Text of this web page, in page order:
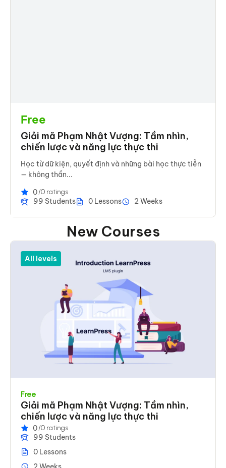
Free
Giải mã Phạm Nhật Vượng: Tầm nhìn,
chiến lược và năng lực thực thi
Học từ dữ kiện, quyết định và những bài học thực tiễn
— không thần...
0/0 ratings
99 Students 0 Lessons 2 Weeks
New Courses
All levels
Free
Giải mã Phạm Nhật Vượng: Tầm nhìn,
chiến lược và năng lực thực thi
0/0 ratings
99 Students
0 Lessons